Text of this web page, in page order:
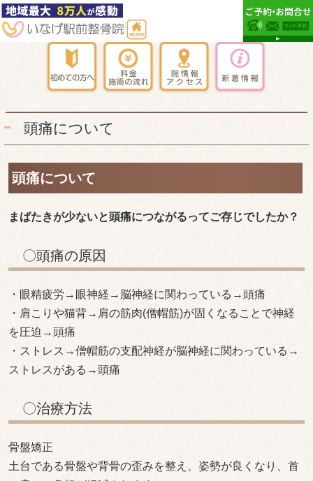
頭痛について
頭痛について
まばたきが少ないと頭痛につながるってご存じでしたか？
〇頭痛の原因
・眼精疲労→眼神経→脳神経に関わっている→頭痛
・肩こりや猫背→肩の筋肉(僧帽筋)が固くなることで神経
を圧迫→頭痛
・ストレス→僧帽筋の支配神経が脳神経に関わっている→
ストレスがある→頭痛
〇治療方法
骨盤矯正
土台である骨盤や背骨の歪みを整え、姿勢が良くなり、首